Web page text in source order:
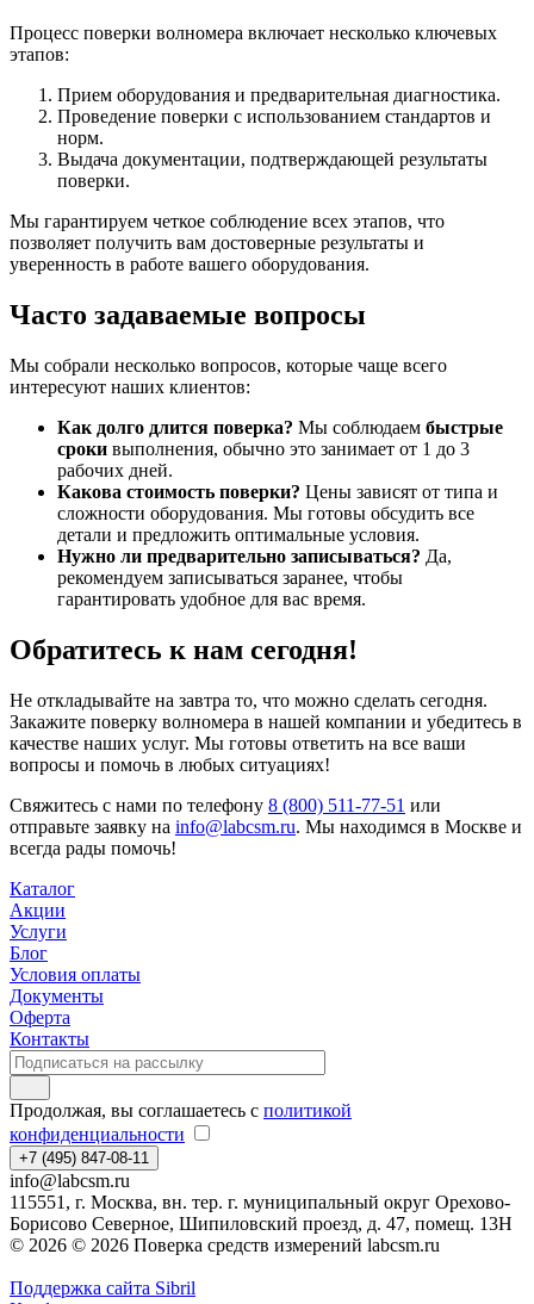
Процесс поверки волномера включает несколько ключевых
этапов:
Прием оборудования и предварительная диагностика.
Проведение поверки с использованием стандартов и
норм.
Выдача документации, подтверждающей результаты
поверки.
Мы гарантируем четкое соблюдение всех этапов, что
позволяет получить вам достоверные результаты и
уверенность в работе вашего оборудования.
Часто задаваемые вопросы
Мы собрали несколько вопросов, которые чаще всего
интересуют наших клиентов:
Как долго длится поверка? Мы соблюдаем быстрые
сроки выполнения, обычно это занимает от 1 до 3
рабочих дней.
Какова стоимость поверки? Цены зависят от типа и
сложности оборудования. Мы готовы обсудить все
детали и предложить оптимальные условия.
Нужно ли предварительно записываться? Да,
рекомендуем записываться заранее, чтобы
гарантировать удобное для вас время.
Обратитесь к нам сегодня!
Не откладывайте на завтра то, что можно сделать сегодня.
Закажите поверку волномера в нашей компании и убедитесь в
качестве наших услуг. Мы готовы ответить на все ваши
вопросы и помочь в любых ситуациях!
Свяжитесь с нами по телефону 8 (800) 511-77-51 или
отправьте заявку на info@labcsm.ru. Мы находимся в Москве и
всегда рады помочь!
Каталог
Акции
Услуги
Блог
Условия оплаты
Документы
Оферта
Контакты
Продолжая, вы соглашаетесь с политикой
конфиденциальности
+7 (495) 847-08-11
info@labcsm.ru
115551, г. Москва, вн. тер. г. муниципальный округ Орехово-
Борисово Северное, Шипиловский проезд, д. 47, помещ. 13Н
© 2026 © 2026 Поверка средств измерений labcsm.ru
Поддержка сайта Sibril